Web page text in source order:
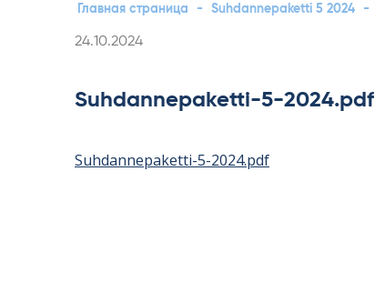
Главная страница - Suhdannepaketti 5 2024 -
Kirjoitettu
24.10.2024
Suhdannepaketti-5-2024.pdf
Suhdannepaketti-5-2024.pdf